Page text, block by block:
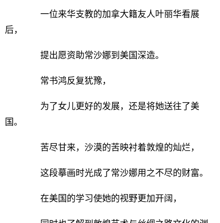
一位来华支教的加拿大籍友人叶丽华看展
后，
提出愿资助常沙娜到美国深造。
常书鸿反复犹豫，
为了女儿更好的发展，还是将她送往了美
国。
苦尽甘来，沙漠的苦映衬着敦煌的灿烂，
这段摹画时光成了常沙娜用之不尽的财富。
在美国的学习使她的视野更加开阔，